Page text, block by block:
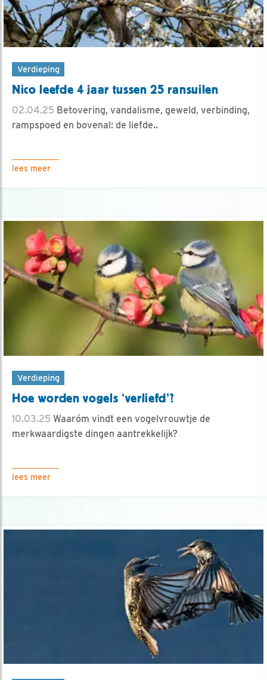
Verdieping
Nico leefde 4 jaar tussen 25 ransuilen
02.04.25 Betovering, vandalisme, geweld, verbinding,
rampspoed en bovenal: de liefde..
lees meer
Verdieping
Hoe worden vogels ‘verliefd’?
10.03.25 Waaróm vindt een vogelvrouwtje de
merkwaardigste dingen aantrekkelijk?
lees meer